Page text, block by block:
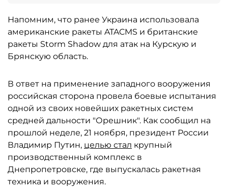
Напомним, что ранее Украина использовала
американские ракеты ATACMS и британские
ракеты Storm Shadow для атак на Курскую и
Брянскую область.
В ответ на применение западного вооружения
российская сторона провела боевые испытания
одной из своих новейших ракетных систем
средней дальности "Орешник". Как сообщил на
прошлой неделе, 21 ноября, президент России
Владимир Путин, целью стал крупный
производственный комплекс в
Днепропетровске, где выпускалась ракетная
техника и вооружения.